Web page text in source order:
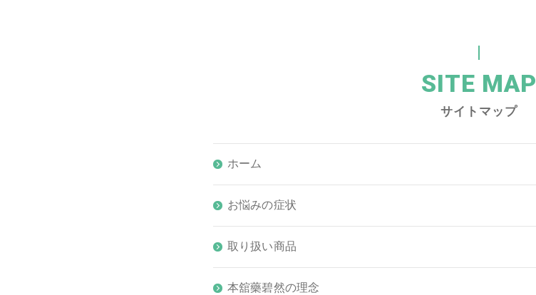
サイトマップ
SITE MAP
ホーム
お悩みの症状
取り扱い商品
本舘藥碧然の理念